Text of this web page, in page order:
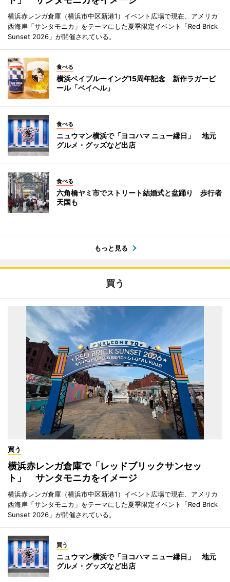
横浜赤レンガ倉庫（横浜市中区新港1）イベント広場で現在、アメリカ
西海岸「サンタモニカ」をテーマにした夏季限定イベント「Red Brick
Sunset 2026」が開催されている。
食べる
横浜ベイブルーイング15周年記念 新作ラガービ
ール「ベイヘル」
食べる
ニュウマン横浜で「ヨコハマ ニュー縁日」 地元
グルメ・グッズなど出店
食べる
六角橋ヤミ市でストリート結婚式と盆踊り 歩行者
天国も
もっと見る
買う
買う
横浜赤レンガ倉庫で「レッドブリックサンセッ
ト」 サンタモニカをイメージ
横浜赤レンガ倉庫（横浜市中区新港1）イベント広場で現在、アメリカ
西海岸「サンタモニカ」をテーマにした夏季限定イベント「Red Brick
Sunset 2026」が開催されている。
買う
ニュウマン横浜で「ヨコハマ ニュー縁日」 地元
グルメ・グッズなど出店